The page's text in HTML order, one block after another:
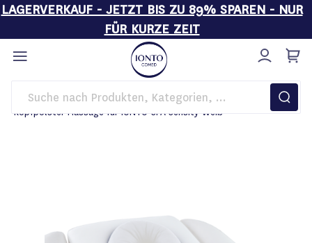
LAGERVERKAUF - JETZT BIS ZU 89% SPAREN - NUR
FÜR KURZE ZEIT
Direkt
zum
Inhalt
Startseite Behandlungsliegen
Zubehör
Kopfpolster Massage für IONTO-SPA Sensity-Weiß